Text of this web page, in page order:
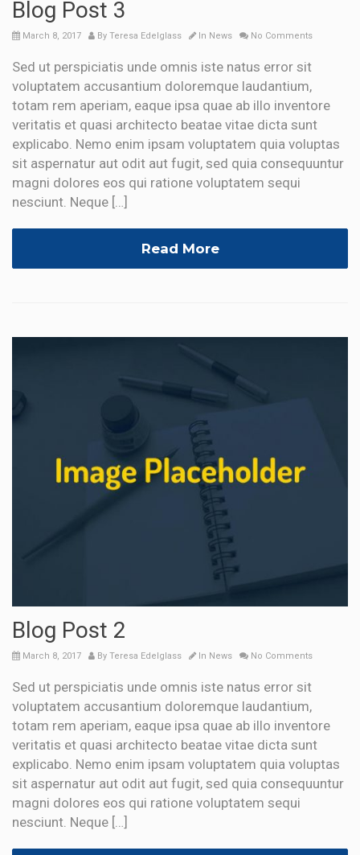
Blog Post 3
March 8, 2017 By Teresa Edelglass In News No Comments
Sed ut perspiciatis unde omnis iste natus error sit
voluptatem accusantium doloremque laudantium,
totam rem aperiam, eaque ipsa quae ab illo inventore
veritatis et quasi architecto beatae vitae dicta sunt
explicabo. Nemo enim ipsam voluptatem quia voluptas
sit aspernatur aut odit aut fugit, sed quia consequuntur
magni dolores eos qui ratione voluptatem sequi
nesciunt. Neque […]
Read More
Blog Post 2
March 8, 2017 By Teresa Edelglass In News No Comments
Sed ut perspiciatis unde omnis iste natus error sit
voluptatem accusantium doloremque laudantium,
totam rem aperiam, eaque ipsa quae ab illo inventore
veritatis et quasi architecto beatae vitae dicta sunt
explicabo. Nemo enim ipsam voluptatem quia voluptas
sit aspernatur aut odit aut fugit, sed quia consequuntur
magni dolores eos qui ratione voluptatem sequi
nesciunt. Neque […]